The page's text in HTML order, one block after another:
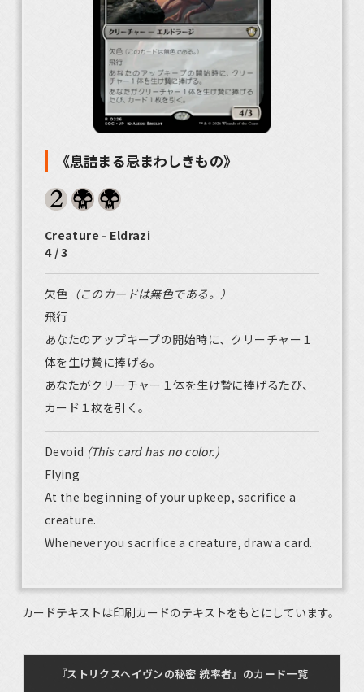
《息詰まる忌まわしきもの》
Creature - Eldrazi
4 / 3
欠色 （このカードは無色である。）
飛行
あなたのアップキープの開始時に、クリーチャー１
体を生け贄に捧げる。
あなたがクリーチャー１体を生け贄に捧げるたび、
カード１枚を引く。
Devoid (This card has no color.)
Flying
At the beginning of your upkeep, sacrifice a
creature.
Whenever you sacrifice a creature, draw a card.
カードテキストは印刷カードのテキストをもとにしています。
『ストリクスヘイヴンの秘密 統率者』のカード一覧